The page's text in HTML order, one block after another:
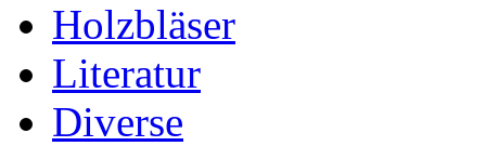
Holzbläser
Literatur
Diverse